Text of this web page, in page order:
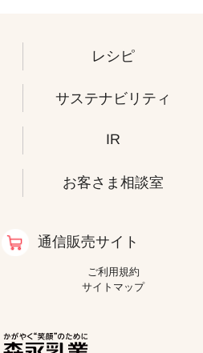
レシピ
サステナビリティ
IR
お客さま相談室
通信販売サイト
ご利用規約
サイトマップ